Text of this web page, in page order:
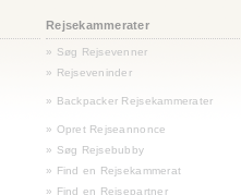
Rejsekammerater
» Søg Rejsevenner
» Rejseveninder
» Backpacker Rejsekammerater
» Opret Rejseannonce
» Søg Rejsebubby
» Find en Rejsekammerat
» Find en Rejsepartner